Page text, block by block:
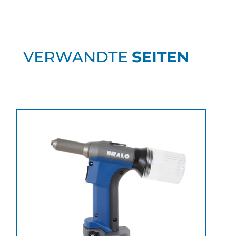
VERWANDTE SEITEN